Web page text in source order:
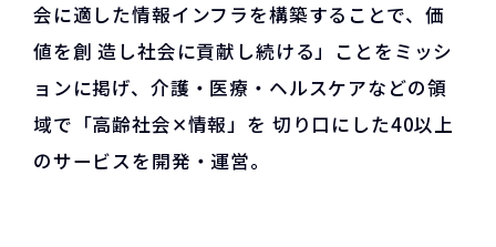
会に適した情報インフラを構築することで、価
値を創 造し社会に貢献し続ける」ことをミッシ
ョンに掲げ、介護・医療・ヘルスケアなどの領
域で「高齢社会✕情報」を 切り口にした40以上
のサービスを開発・運営。